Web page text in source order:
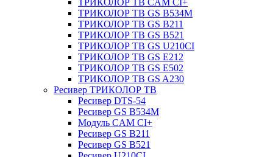
ТРИКОЛОР ТВ CAM CI+
ТРИКОЛОР ТВ GS B534M
ТРИКОЛОР ТВ GS B211
ТРИКОЛОР ТВ GS B521
ТРИКОЛОР ТВ GS U210CI
ТРИКОЛОР ТВ GS E212
ТРИКОЛОР ТВ GS E502
ТРИКОЛОР ТВ GS A230
Ресивер ТРИКОЛОР ТВ
Ресивер DTS-54
Ресивер GS B534M
Модуль CAM CI+
Ресивер GS B211
Ресивер GS B521